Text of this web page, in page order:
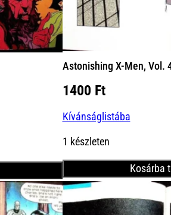
Astonishing X-Men, Vol.
1400 Ft
Kívánságlistába
1 készleten
Kosárba